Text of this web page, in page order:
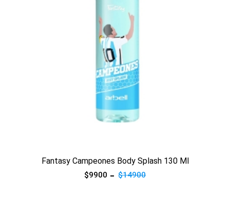
Fantasy Campeones Body Splash 130 Ml
$9900 $14900